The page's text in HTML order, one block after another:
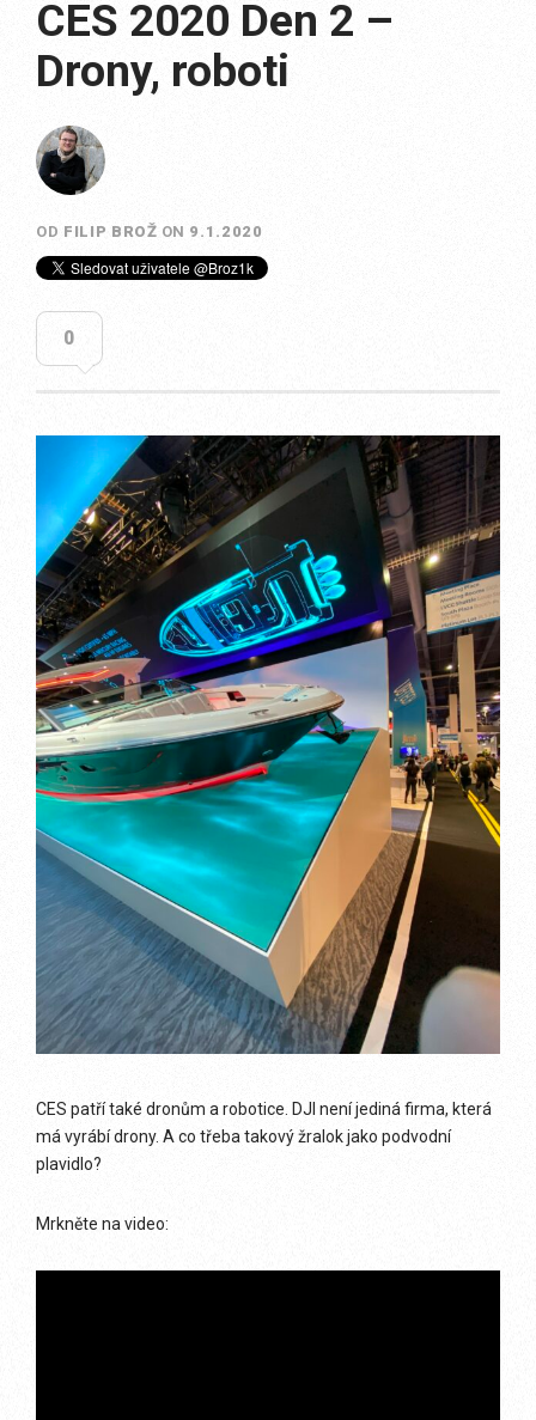
CES 2020 Den 2 –
Drony, roboti
OD FILIP BROŽ ON 9.1.2020
0
CES patří také dronům a robotice. DJI není jediná firma, která
má vyrábí drony. A co třeba takový žralok jako podvodní
plavidlo?
Mrkněte na video: